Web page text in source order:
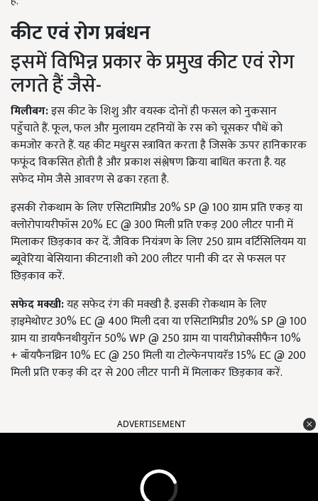
कीट एवं रोग प्रबंधन
इसमें विभिन्न प्रकार के प्रमुख कीट एवं रोग
लगते हैं जैसे-
मिलीबग:इस कीट के शिशु और वयस्क दोनों ही फसल को नुकसान
पहुँचाते हैं. फूल, फल और मुलायम टहनियों के रस को चूसकर पौधें को
कमजोर करते हैं. यह कीट मधुरस स्त्रावित करता है जिसके ऊपर हानिकारक
फफूंद विकसित होती है और प्रकाश संश्लेषण क्रिया बाधित करता है. यह
सफेद मोम जैसे आवरण से ढका रहता है.
इसकी रोकथाम के लिए एसिटामिप्रीड 20% SP @ 100 ग्राम प्रति एकड़ या
क्लोरोपायरीफॉस 20% EC @ 300 मिली प्रति एकड़ 200 लीटर पानी में
मिलाकर छिड़काव कर दें. जैविक नियंत्रण के लिए 250 ग्राम वर्टिसिलियम या
ब्यूवेरिया बेसियाना कीटनाशी को 200 लीटर पानी की दर से फसल पर
छिड़काव करें.
सफेद मक्खी:यह सफेद रंग की मक्खी है. इसकी रोकथाम के लिए
ड़ाइमेथोएट 30% EC @ 400 मिली दवा या एसिटामिप्रीड 20% SP @ 100
ग्राम या डायफैनथीयुरॉन 50% WP @ 250 ग्राम या पायरीप्रोक्सीफैन 10%
+ बॉयफैनथ्रिन 10% EC @ 250 मिली या टोल्फेनपायरॅड 15% EC @ 200
मिली प्रति एकड़ की दर से 200 लीटर पानी में मिलाकर छिड़काव करें.
ADVERTISEMENT